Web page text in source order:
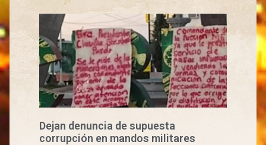
Dejan denuncia de supuesta
corrupción en mandos militares